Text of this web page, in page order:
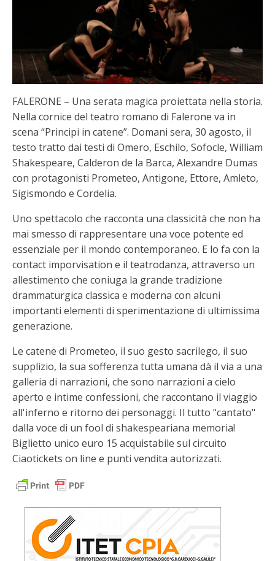
FALERONE – Una serata magica proiettata nella storia.
Nella cornice del teatro romano di Falerone va in
scena “Principi in catene”. Domani sera, 30 agosto, il
testo tratto dai testi di Omero, Eschilo, Sofocle, William
Shakespeare, Calderon de la Barca, Alexandre Dumas
con protagonisti Prometeo, Antigone, Ettore, Amleto,
Sigismondo e Cordelia.
Uno spettacolo che racconta una classicità che non ha
mai smesso di rappresentare una voce potente ed
essenziale per il mondo contemporaneo. E lo fa con la
contact imporvisation e il teatrodanza, attraverso un
allestimento che coniuga la grande tradizione
drammaturgica classica e moderna con alcuni
importanti elementi di sperimentazione di ultimissima
generazione.
Le catene di Prometeo, il suo gesto sacrilego, il suo
supplizio, la sua sofferenza tutta umana dà il via a una
galleria di narrazioni, che sono narrazioni a cielo
aperto e intime confessioni, che raccontano il viaggio
all'inferno e ritorno dei personaggi. Il tutto "cantato"
dalla voce di un fool di shakespeariana memoria!
Biglietto unico euro 15 acquistabile sul circuito
Ciaotickets on line e punti vendita autorizzati.